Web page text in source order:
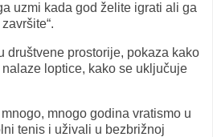
uzmi kada god želite igrati ali ga
društvene prostorije, pokaza kako
loptice, kako se uključuje
mnogo godina vratismo u
tenis i uživali u bezbrižnoj